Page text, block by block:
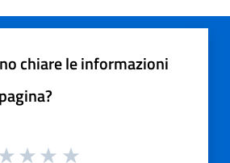
chiare le informazioni